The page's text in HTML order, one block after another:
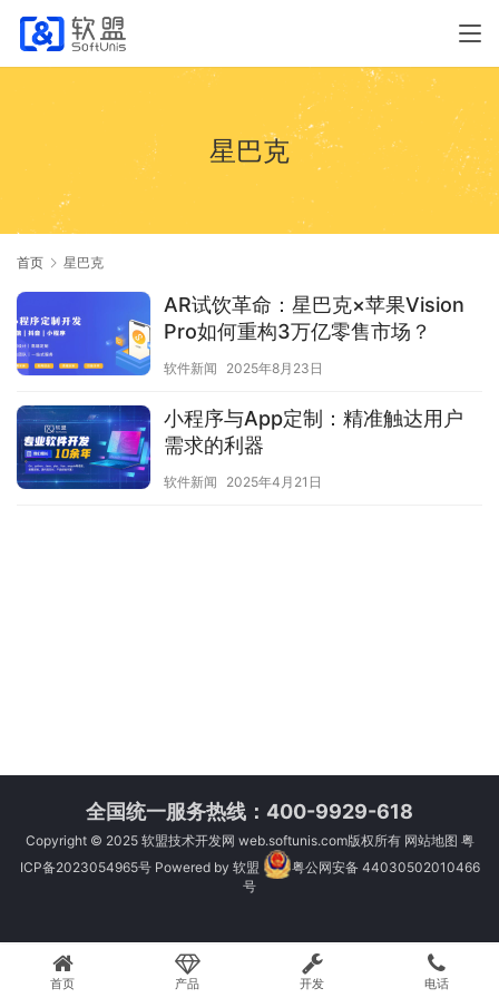
星巴克
首页 星巴克
AR试饮革命：星巴克×苹果Vision
Pro如何重构3万亿零售市场？
软件新闻 2025年8月23日
小程序与App定制：精准触达用户
需求的利器
软件新闻 2025年4月21日
全国统一服务热线：400-9929-618
Copyright © 2025 软盟技术开发网 web.softunis.com版权所有 网站地图 粤
ICP备2023054965号Powered by 软盟
粤公网安备 44030502010466
号
首页 产品 开发 电话